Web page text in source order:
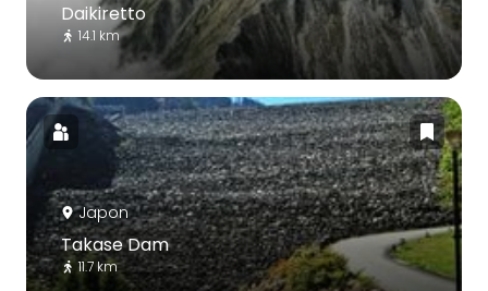
Daikiretto
14.1 km
Japon
Takase Dam
11.7 km